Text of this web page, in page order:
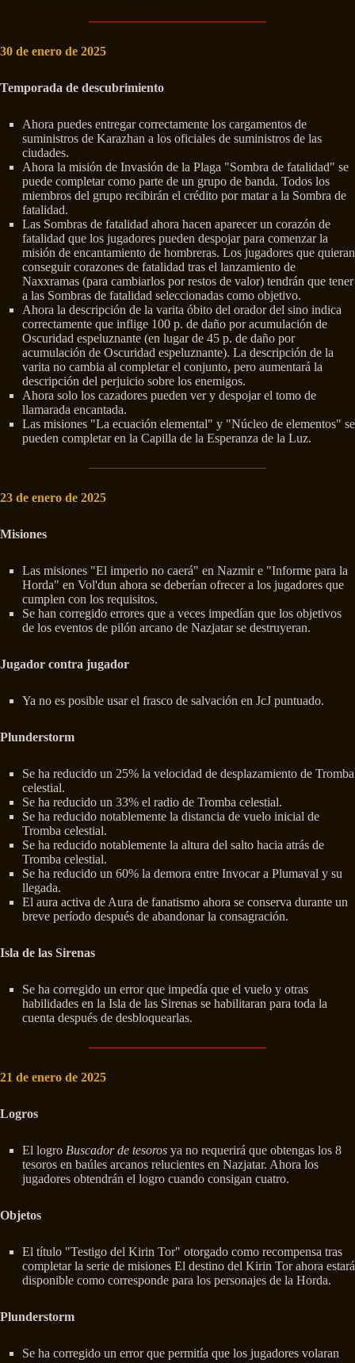
30 de enero de 2025
Temporada de descubrimiento
Ahora puedes entregar correctamente los cargamentos de
suministros de Karazhan a los oficiales de suministros de las
ciudades.
Ahora la misión de Invasión de la Plaga "Sombra de fatalidad" se
puede completar como parte de un grupo de banda. Todos los
miembros del grupo recibirán el crédito por matar a la Sombra de
fatalidad.
Las Sombras de fatalidad ahora hacen aparecer un corazón de
fatalidad que los jugadores pueden despojar para comenzar la
misión de encantamiento de hombreras. Los jugadores que quieran
conseguir corazones de fatalidad tras el lanzamiento de
Naxxramas (para cambiarlos por restos de valor) tendrán que tener
a las Sombras de fatalidad seleccionadas como objetivo.
Ahora la descripción de la varita óbito del orador del sino indica
correctamente que inflige 100 p. de daño por acumulación de
Oscuridad espeluznante (en lugar de 45 p. de daño por
acumulación de Oscuridad espeluznante). La descripción de la
varita no cambia al completar el conjunto, pero aumentará la
descripción del perjuicio sobre los enemigos.
Ahora solo los cazadores pueden ver y despojar el tomo de
llamarada encantada.
Las misiones "La ecuación elemental" y "Núcleo de elementos" se
pueden completar en la Capilla de la Esperanza de la Luz.
23 de enero de 2025
Misiones
Las misiones "El imperio no caerá" en Nazmir e "Informe para la
Horda" en Vol'dun ahora se deberían ofrecer a los jugadores que
cumplen con los requisitos.
Se han corregido errores que a veces impedían que los objetivos
de los eventos de pilón arcano de Nazjatar se destruyeran.
Jugador contra jugador
Ya no es posible usar el frasco de salvación en JcJ puntuado.
Plunderstorm
Se ha reducido un 25% la velocidad de desplazamiento de Tromba
celestial.
Se ha reducido un 33% el radio de Tromba celestial.
Se ha reducido notablemente la distancia de vuelo inicial de
Tromba celestial.
Se ha reducido notablemente la altura del salto hacia atrás de
Tromba celestial.
Se ha reducido un 60% la demora entre Invocar a Plumaval y su
llegada.
El aura activa de Aura de fanatismo ahora se conserva durante un
breve período después de abandonar la consagración.
Isla de las Sirenas
Se ha corregido un error que impedía que el vuelo y otras
habilidades en la Isla de las Sirenas se habilitaran para toda la
cuenta después de desbloquearlas.
21 de enero de 2025
Logros
El logro Buscador de tesoros ya no requerirá que obtengas los 8
tesoros en baúles arcanos relucientes en Nazjatar. Ahora los
jugadores obtendrán el logro cuando consigan cuatro.
Objetos
El título "Testigo del Kirin Tor" otorgado como recompensa tras
completar la serie de misiones El destino del Kirin Tor ahora estará
disponible como corresponde para los personajes de la Horda.
Plunderstorm
Se ha corregido un error que permitía que los jugadores volaran